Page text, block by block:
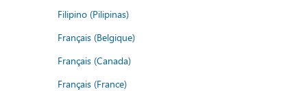
Filipino (Pilipinas)
Français (Belgique)
Français (Canada)
Français (France)